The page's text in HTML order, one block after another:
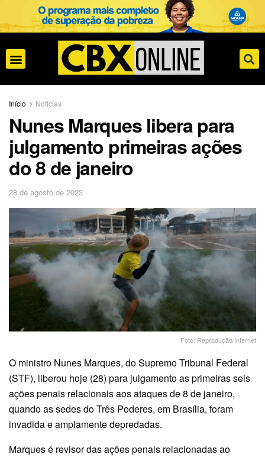
Início Noticias
Nunes Marques libera para
julgamento primeiras ações
do 8 de janeiro
28 de agosto de 2023
Foto: Reprodução/Internet
O ministro Nunes Marques, do Supremo Tribunal Federal
(STF), liberou hoje (28) para julgamento as primeiras seis
ações penais relacionais aos ataques de 8 de janeiro,
quando as sedes do Três Poderes, em Brasília, foram
invadida e amplamente depredadas.
Marques é revisor das ações penais relacionadas ao